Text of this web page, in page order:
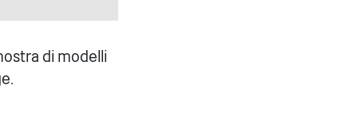
di modelli